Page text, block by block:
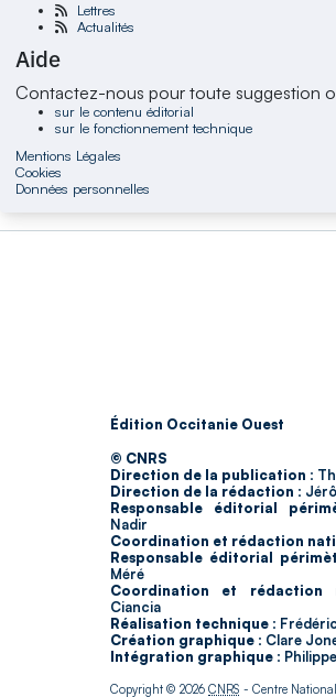
Lettres
Actualités
Aide
Contactez-nous pour toute suggestion
sur le contenu éditorial
sur le fonctionnement technique
Mentions Légales
Cookies
Données personnelles
Édition Occitanie Ouest
© CNRS
Direction de la publication :
Direction de la rédaction :
Responsable éditorial
Nadir
Coordination et rédaction
Responsable éditorial
Méré
Coordination et rédaction
Ciancia
Réalisation technique :
Création graphique : Clare
Intégration graphique :
Copyright © 2026CNRS - Centre